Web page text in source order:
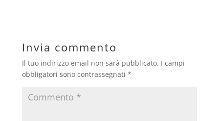
Invia commento
Il tuo indirizzo email non sarà pubblicato. I campi
obbligatori sono contrassegnati *